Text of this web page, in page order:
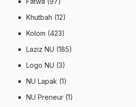
Khutbah (12)
Kolom (423)
Laziz NU (185)
Logo NU (3)
NU Lapak (1)
NU Preneur (1)